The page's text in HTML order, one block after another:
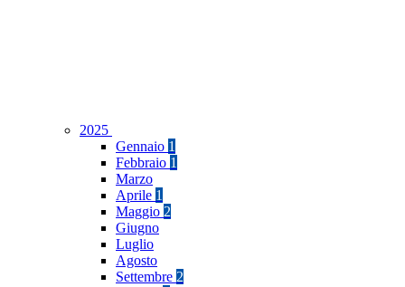
2025
Gennaio 1
Febbraio 1
Marzo
Aprile 1
Maggio 2
Giugno
Luglio
Agosto
Settembre 2